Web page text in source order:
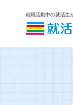
就職活動中の就活生